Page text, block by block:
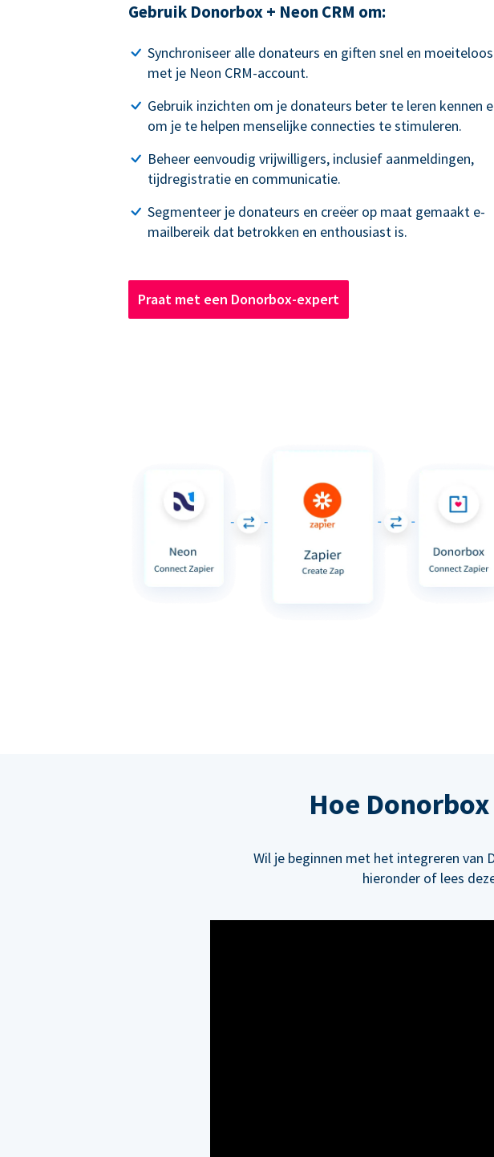
Gebruik Donorbox + Neon CRM om:
Synchroniseer alle donateurs en giften snel en moeiteloos
met je Neon CRM-account.
Gebruik inzichten om je donateurs beter te leren kennen
om je te helpen menselijke connecties te stimuleren.
Beheer eenvoudig vrijwilligers, inclusief aanmeldingen,
tijdregistratie en communicatie.
Segmenteer je donateurs en creëer op maat gemaakt e-
mailbereik dat betrokken en enthousiast is.
Praat met een Donorbox-expert
Hoe
Wil je beginnen met het integreren van
hieronder of lees